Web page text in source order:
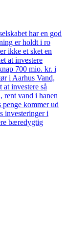
har en god
er holdt i ro
ikke et sket en
at investere
700 mio. kr. i
i Aarhus Vand,
investere så
rent vand i hanen
penge kommer ud
investeringer i
bæredygtig